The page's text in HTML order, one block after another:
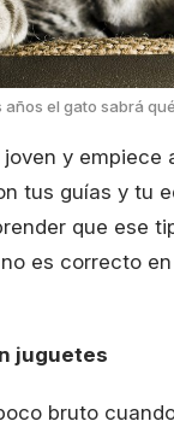
años el gato sabrá
joven y empiece
tus guías y tu
que ese
es correcto
juguetes
bruto